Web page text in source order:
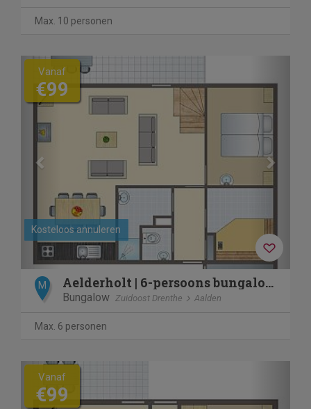
Max. 10 personen
Previous
Kosteloos annuleren
Vanaf
€99
M Aelderholt | 6-persoons bungalow | 6CE
Bungalow Zuidoost Drenthe Aalden
Max. 6 personen
Previous
Vanaf
€99